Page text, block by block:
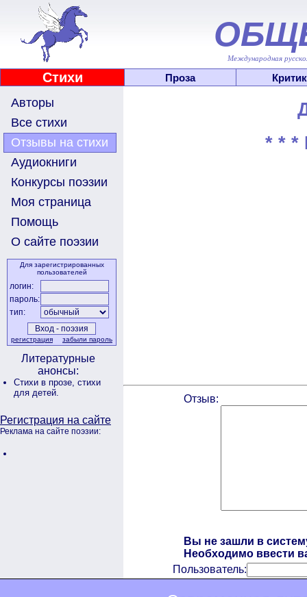
Международная
Стихи Проза
Авторы
Все стихи
Отзывы на стихи
Аудиокниги
Конкурсы поэзии
Моя страница
Помощь
О сайте поэзии
Для зарегистрированных
пользователей
логин:
пароль:
тип:
регистрация забыли пароль
Литературные
анонсы:
Стихи в прозе, стихи
для детей.
Регистрация на сайте
Реклама на сайте поэзии:
* * *
Отзыв:
Вы не зашли в
Необходимо ввести
Пользователь: